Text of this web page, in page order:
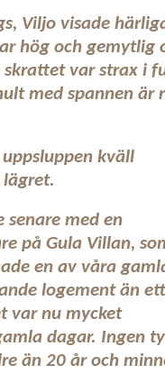
Viljo visade
hög och gemytlig
var strax i
med spannen är
kväll
senare med en
på Gula Villan,
en av våra
logement än ett
var nu mycket
dagar. Ingen
än 20 år och